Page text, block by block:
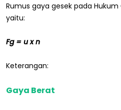
Rumus gaya gesek pada
yaitu:
Fg = u x n
Keterangan:
Gaya Berat